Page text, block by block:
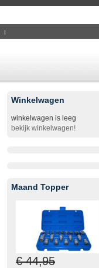
Winkelwagen
winkelwagen is leeg
bekijk winkelwagen!
Maand Topper
€ 44,95